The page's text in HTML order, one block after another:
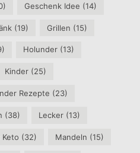
Geschenk Idee (14)
(19) Grillen (15)
Holunder(13)
Kinder(25)
Rezepte (23)
(38) Lecker(13)
Keto (32) Mandeln (15)